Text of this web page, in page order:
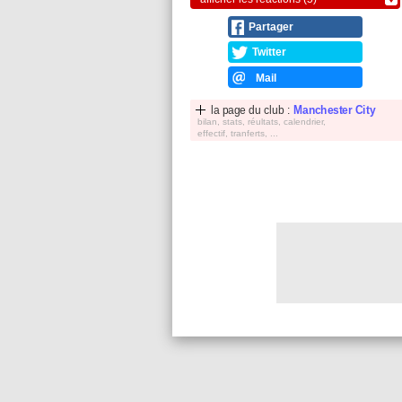
Partager
Twitter
Mail
la page du club : Manchester City
bilan, stats, réultats, calendrier,
effectif, tranferts, ...